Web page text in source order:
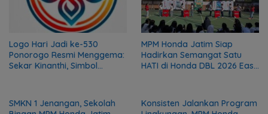
Logo Hari Jadi ke-530
Ponorogo Resmi Menggema:
Sekar Kinanthi, Simbol
MPM Honda Jatim Siap
Hadirkan Semangat Satu
HATI di Honda DBL 2026 East
SMKN 1 Jenangan, Sekolah
Konsisten Jalankan Program